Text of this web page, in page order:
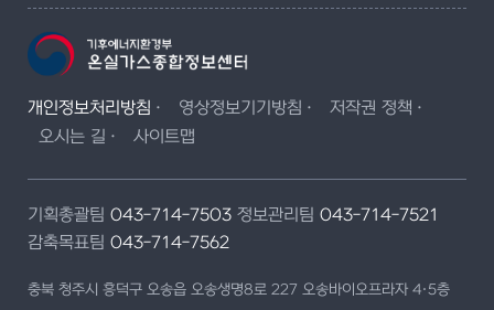
개인정보처리방침 영상정보기기방침
저작권 정책
오시는 길
사이트맵
기획총괄팀 043-714-7503 정보관리팀 043-714-7521
감축목표팀 043-714-7562
충북 청주시 흥덕구 오송읍 오송생명8로 227 오송바이오프라자 4·5층